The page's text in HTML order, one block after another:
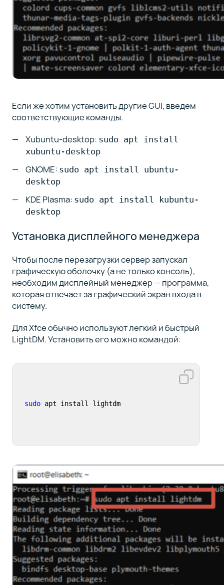
Если же хотим установить другие GUI, введем
соответствующие команды.
Xubuntu-desktop: sudo apt install
xubuntu-desktop
GNOME: sudo apt install ubuntu-
desktop
KDE Plasma: sudo apt install kubuntu-
desktop
Установка дисплейного менеджера
Чтобы после перезагрузки сервер запускал
графическую оболочку (а не только консоль),
необходим дисплейный менеджер — программа,
которая отвечает за графический экран входа в
систему.
Для Xfce обычно используют легкий и быстрый
LightDM. Установить его можно командой:
sudo apt install lightdm